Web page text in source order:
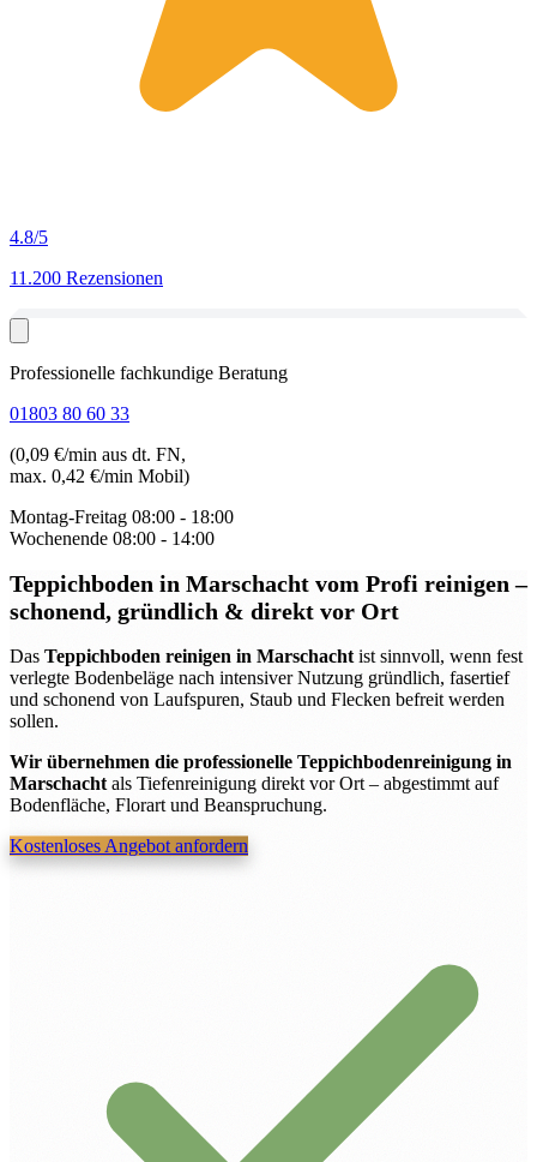
4.8/5
11.200 Rezensionen
Professionelle fachkundige Beratung
01803 80 60 33
(0,09 €/min aus dt. FN,
max. 0,42 €/min Mobil)
Montag-Freitag 08:00 - 18:00
Wochenende 08:00 - 14:00
Teppichboden in Marschacht vom Profi reinigen –
schonend, gründlich & direkt vor Ort
Das Teppichboden reinigen in Marschacht ist sinnvoll, wenn fest
verlegte Bodenbeläge nach intensiver Nutzung gründlich, fasertief
und schonend von Laufspuren, Staub und Flecken befreit werden
sollen.
Wir übernehmen die professionelle Teppichbodenreinigung in
Marschacht als Tiefenreinigung direkt vor Ort – abgestimmt auf
Bodenfläche, Florart und Beanspruchung.
Kostenloses Angebot anfordern